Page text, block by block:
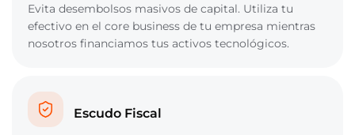
Evita desembolsos masivos de capital. Utiliza tu
efectivo en el core business de tu empresa mientras
nosotros financiamos tus activos tecnológicos.
Escudo Fiscal